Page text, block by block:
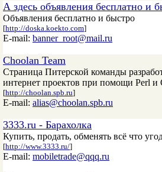
А здесь объявления бесплатно и
Объявления бесплатно и быстро
[http://doska.koekto.com]
E-mail: banner_root@mail.ru
Choolan Team
Страница Питерской команды
интернет проектов при помощи Perl и
[http://choolan.spb.ru]
E-mail: alias@choolan.spb.ru
3333.ru - Барахолка
Купить, продать, обменять всё что
[http://www.3333.ru/]
E-mail: mobiletrade@qqq.ru